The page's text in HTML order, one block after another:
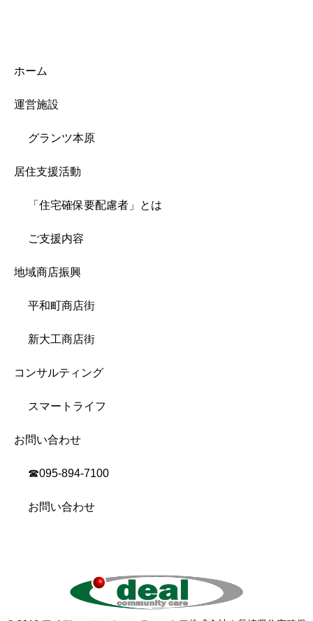
ホーム
運営施設
グランツ本原
居住支援活動
「住宅確保要配慮者」とは
ご支援内容
地域商店振興
平和町商店街
新大工商店街
コンサルティング
スマートライフ
お問い合わせ
☎︎095-894-7100
お問い合わせ